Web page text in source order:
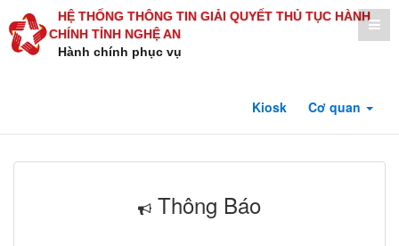
HỆ THỐNG THÔNG TIN GIẢI QUYẾT THỦ TỤC HÀNH
CHÍNH TỈNH NGHỆ AN
Hành chính phục vụ
Kiosk Cơ quan
Thông Báo